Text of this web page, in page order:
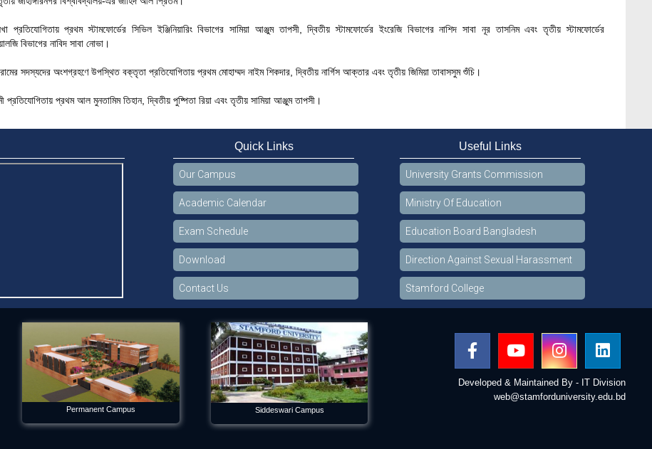
প্রতিযোগিতায় প্রথম স্টামফোর্ডের সিভিল ইঞ্জিনিয়ারিং বিভাগের সামিয়া আঞ্জুম তাপসী, দ্বিতীয় স্টামফোর্ডের ইংরেজি বিভাগের নাশিদ সাবা নূর তাসনিম এবং তৃতীয় স্টামফোর্ডের
বিভাগের নাবিদ সাবা নোভা।
সদস্যদের অংশগ্রহণে উপস্থিত বক্তৃতা প্রতিযোগিতায় প্রথম মোহাম্মদ নাইম শিকদার, দ্বিতীয় নার্গিস আক্তার এবং তৃতীয় জিমিয়া তাবাসসুম শুঁচি।
প্রতিযোগিতায় প্রথম আল মুনতামিম তিহান, দ্বিতীয় পুষ্পিতা রিয়া এবং তৃতীয় সামিয়া আঞ্জুম তাপসী।
Quick Links
Our Campus
Academic Calendar
Exam Schedule
Download
Contact Us
Useful Links
University Grants Commission
Ministry Of Education
Education Board Bangladesh
Direction Against Sexual Harassment
Stamford College
Permanent Campus Siddeswari Campus
Developed & Maintained By - IT Division
web@stamforduniversity.edu.bd